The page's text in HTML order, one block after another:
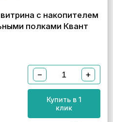
с накопителем
полками Квант
− +
Купить в 1
клик